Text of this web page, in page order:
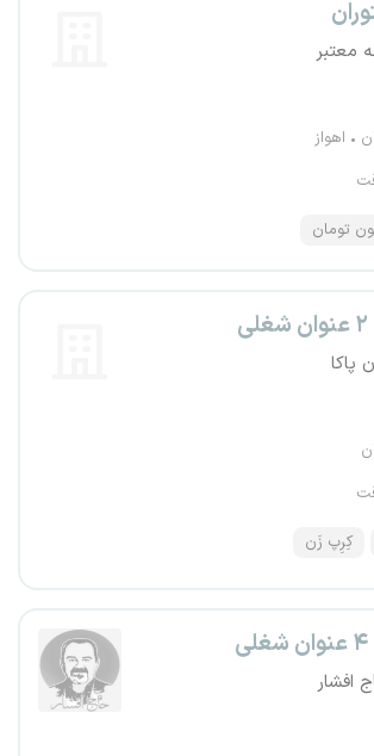
معتبر
اهواز
پاکا
کِرِپ زَن
افشار